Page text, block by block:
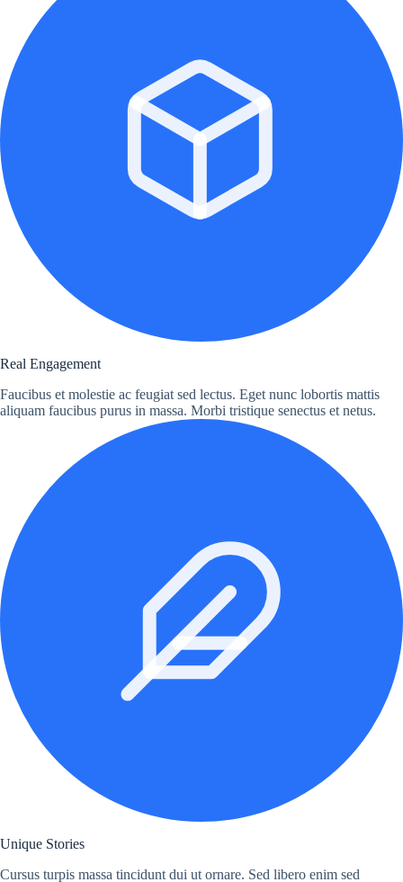
Real Engagement
Faucibus et molestie ac feugiat sed lectus. Eget nunc lobortis mattis
aliquam faucibus purus in massa. Morbi tristique senectus et netus.
Unique Stories
Cursus turpis massa tincidunt dui ut ornare. Sed libero enim sed